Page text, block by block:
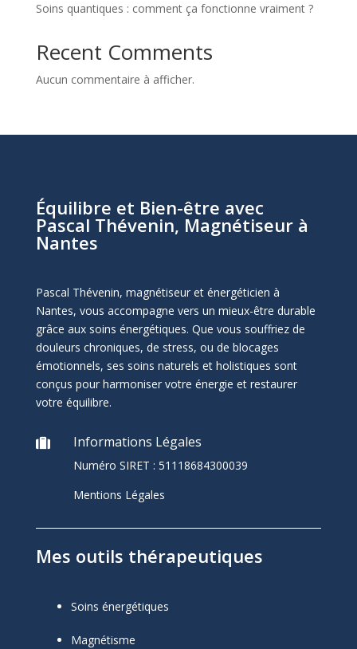
Soins quantiques : comment ça fonctionne vraiment ?
Recent Comments
Aucun commentaire à afficher.
Équilibre et Bien-être avec
Pascal Thévenin, Magnétiseur à
Nantes
Pascal Thévenin, magnétiseur et énergéticien à
Nantes, vous accompagne vers un mieux-être durable
grâce aux soins énergétiques. Que vous souffriez de
douleurs chroniques, de stress, ou de blocages
émotionnels, ses soins naturels et holistiques sont
conçus pour harmoniser votre énergie et restaurer
votre équilibre.
 Informations Légales
Numéro SIRET : 51118684300039
Mentions Légales
Mes outils thérapeutiques
Soins énergétiques
Magnétisme